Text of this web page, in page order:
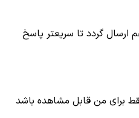
ارسال گردد تا سریعتر پاسخ
برای من قابل مشاهده باشد